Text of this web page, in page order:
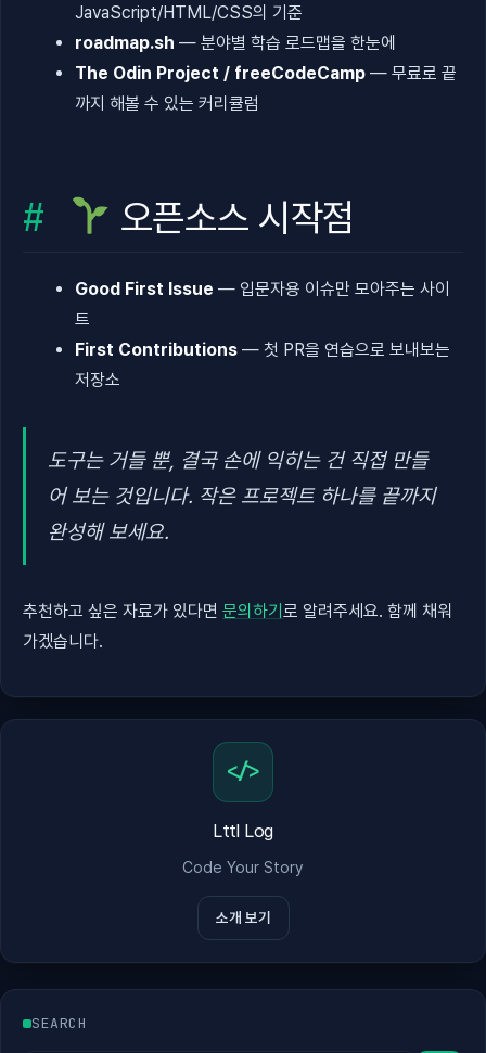
JavaScript/HTML/CSS의 기준
roadmap.sh — 분야별 학습 로드맵을 한눈에
The Odin Project / freeCodeCamp — 무료로 끝
까지 해볼 수 있는 커리큘럼
오픈소스 시작점
Good First Issue — 입문자용 이슈만 모아주는 사이
트
First Contributions — 첫 PR을 연습으로 보내보는
저장소
도구는 거들 뿐, 결국 손에 익히는 건 직접 만들
어 보는 것입니다. 작은 프로젝트 하나를 끝까지
완성해 보세요.
추천하고 싶은 자료가 있다면 문의하기 로 알려주세요. 함께 채워
가겠습니다.
</>
Lttl Log
Code Your Story
소개 보기
SEARCH